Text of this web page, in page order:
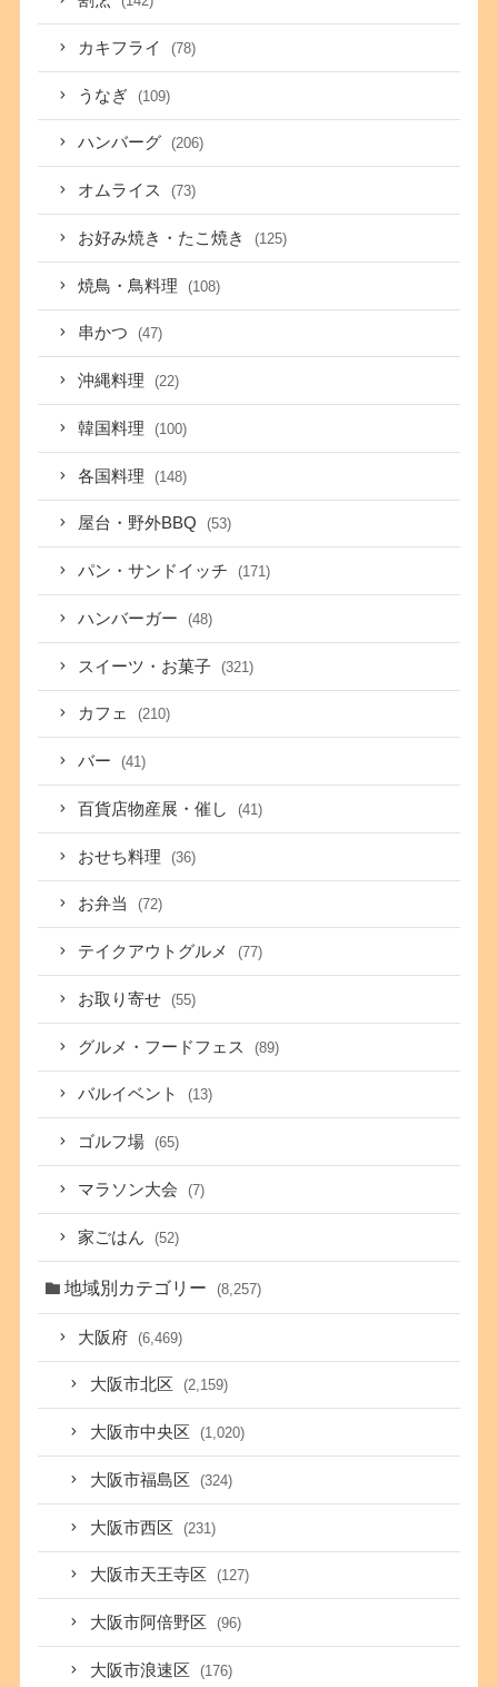
カキフライ (78)
うなぎ (109)
ハンバーグ (206)
オムライス (73)
お好み焼き・たこ焼き (125)
焼鳥・鳥料理 (108)
串かつ (47)
沖縄料理 (22)
韓国料理 (100)
各国料理 (148)
屋台・野外BBQ (53)
パン・サンドイッチ (171)
ハンバーガー (48)
スイーツ・お菓子 (321)
カフェ (210)
バー (41)
百貨店物産展・催し (41)
おせち料理 (36)
お弁当 (72)
テイクアウトグルメ (77)
お取り寄せ (55)
グルメ・フードフェス (89)
バルイベント (13)
ゴルフ場 (65)
マラソン大会 (7)
家ごはん (52)
地域別カテゴリー (8,257)
大阪府 (6,469)
大阪市北区 (2,159)
大阪市中央区 (1,020)
大阪市福島区 (324)
大阪市西区 (231)
大阪市天王寺区 (127)
大阪市阿倍野区 (96)
大阪市浪速区 (176)